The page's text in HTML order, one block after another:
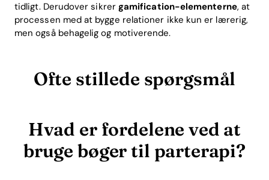
tidligt. Derudover sikrer gamification-elementerne, at
processen med at bygge relationer ikke kun er lærerig,
men også behagelig og motiverende.
Ofte stillede spørgsmål
Hvad er fordelene ved at
bruge bøger til parterapi?